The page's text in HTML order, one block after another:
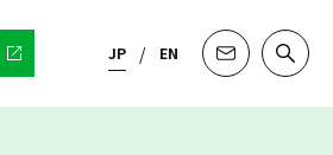
JP EN